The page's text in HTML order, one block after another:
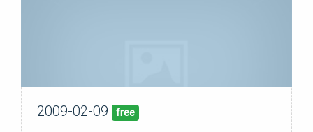
pubblicata:09/02/09
2009-02-09 free